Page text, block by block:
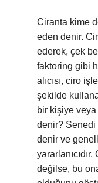
Ciranta kime
eden denir.
ederek, çek
faktoring gibi
alıcısı, ciro
şekilde
bir kişiye
denir? Senedi
denir ve
değilse, bu